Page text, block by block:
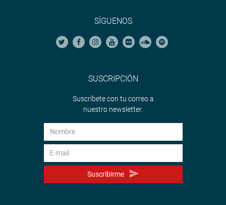
SÍGUENOS
SUSCRIPCIÓN
Suscríbete con tu correo a
nuestro newsletter.
Suscribirme